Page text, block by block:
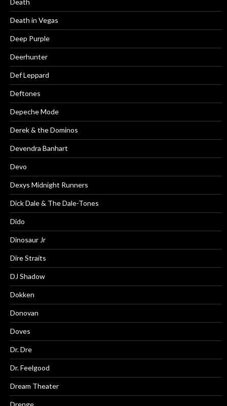
Death
Death in Vegas
Deep Purple
Deerhunter
Def Leppard
Deftones
Depeche Mode
Derek & the Dominos
Devendra Banhart
Devo
Dexys Midnight Runners
Dick Dale & The Dale-Tones
Dido
Dinosaur Jr
Dire Straits
DJ Shadow
Dokken
Donovan
Doves
Dr. Dre
Dr. Feelgood
Dream Theater